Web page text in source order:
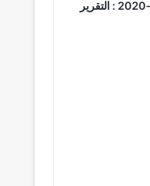
الجمع العام العادي 2019-2020 : التقرير